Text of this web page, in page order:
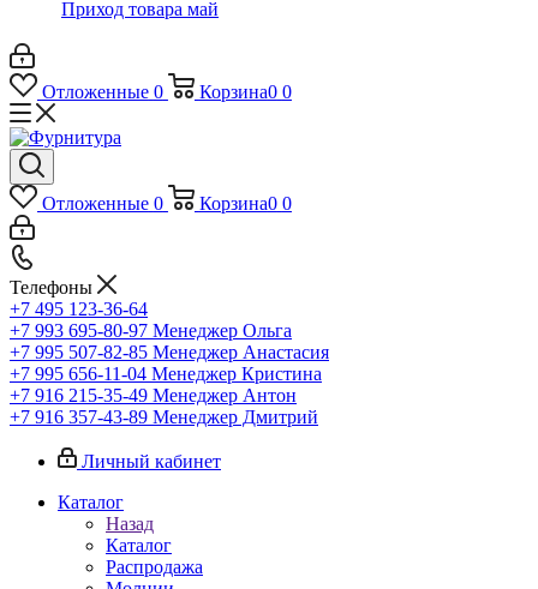
Приход товара май
Отложенные 0 Корзина0 0
Отложенные 0 Корзина0 0
Телефоны
+7 495 123-36-64
+7 993 695-80-97 Менеджер Ольга
+7 995 507-82-85 Менеджер Анастасия
+7 995 656-11-04 Менеджер Кристина
+7 916 215-35-49 Менеджер Антон
+7 916 357-43-89 Менеджер Дмитрий
Личный кабинет
Каталог
Назад
Каталог
Распродажа